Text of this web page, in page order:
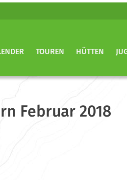
TOUREN HÜTTEN
Februar 2018